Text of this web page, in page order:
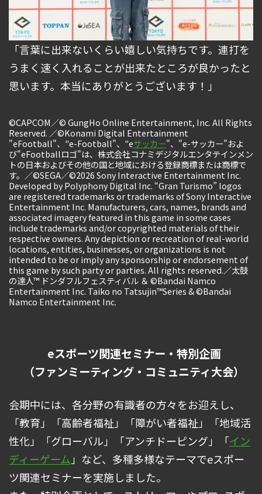
「言葉に出来ないくらい嬉しい気持ちです。連打を
うまく速く入れることが出来たところが良かったと
思います。本当にありがとうございます！」
©CAPCOM／© GungHo Online Entertainment, Inc. All Rights
Reserved. ／©Konami Digital Entertainment
"eFootball"、"e-Football"、"eサッカー"、"e-サッカー"およ
び"eFootballロゴ"は、株式会社コナミデジタルエンタテインメン
トの日本およびその他の国と地域における登録商標または商標で
す。／©SEGA／©2026 Sony Interactive Entertainment Inc.
Developed by Polyphony Digital Inc. “Gran Turismo” logos
are registered trademarks or trademarks of Sony Interactive
Entertainment Inc. Manufacturers, cars, names, brands and
associated imagery featured in this game in some cases
include trademarks and/or copyrighted materials of their
respective owners. Any depiction or recreation of real-world
locations, entities, businesses, or organizations is not
intended to be or imply any sponsorship or endorsement of
this game by such party or parties. All rights reserved.／太鼓
の達人™ ドンダフルフェスティバル ＆ ©Bandai Namco
Entertainment Inc. Taiko no Tatsujin™Series & ©Bandai
Namco Entertainment Inc.
eスポーツ関連セミナー・特別企画
（ファンミーティング・コミュニティ大会）
会期中には、各分野の有識者の方々をお迎えし、
「教育」「高齢者福祉」「障がい者福祉」「地域活
性化」「グローバル」「アンチドーピング」「イン
ディーゲーム 」など、多種多様なテーマでeスポー
ツ関連セミナーを実施しました。